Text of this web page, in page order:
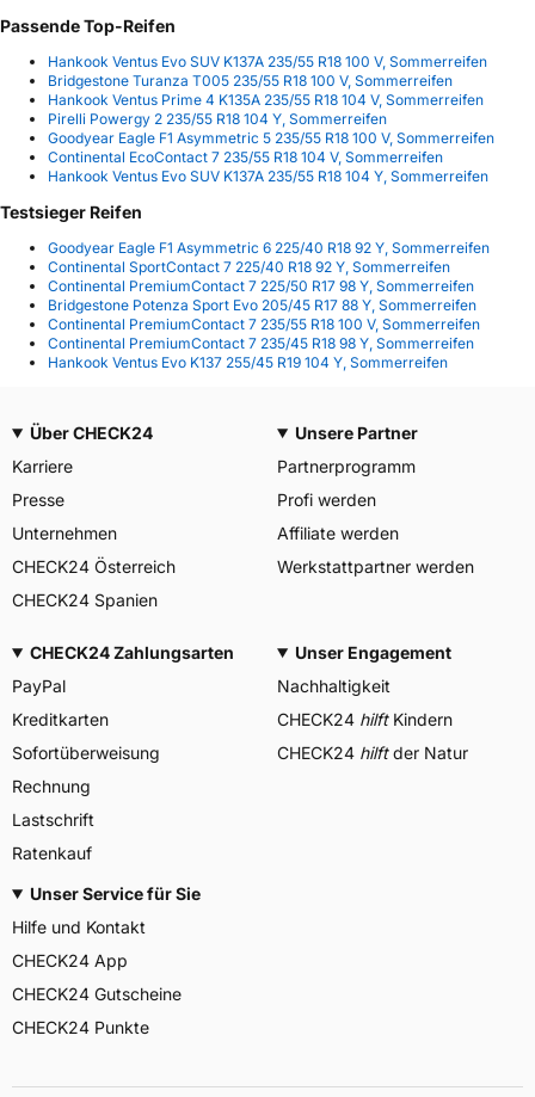
Passende Top-Reifen
Hankook Ventus Evo SUV K137A 235/55 R18 100 V, Sommerreifen
Bridgestone Turanza T005 235/55 R18 100 V, Sommerreifen
Hankook Ventus Prime 4 K135A 235/55 R18 104 V, Sommerreifen
Pirelli Powergy 2 235/55 R18 104 Y, Sommerreifen
Goodyear Eagle F1 Asymmetric 5 235/55 R18 100 V, Sommerreifen
Continental EcoContact 7 235/55 R18 104 V, Sommerreifen
Hankook Ventus Evo SUV K137A 235/55 R18 104 Y, Sommerreifen
Testsieger Reifen
Goodyear Eagle F1 Asymmetric 6 225/40 R18 92 Y, Sommerreifen
Continental SportContact 7 225/40 R18 92 Y, Sommerreifen
Continental PremiumContact 7 225/50 R17 98 Y, Sommerreifen
Bridgestone Potenza Sport Evo 205/45 R17 88 Y, Sommerreifen
Continental PremiumContact 7 235/55 R18 100 V, Sommerreifen
Continental PremiumContact 7 235/45 R18 98 Y, Sommerreifen
Hankook Ventus Evo K137 255/45 R19 104 Y, Sommerreifen
Über CHECK24
Karriere
Presse
Unternehmen
CHECK24 Österreich
CHECK24 Spanien
Unsere Partner
Partnerprogramm
Profi werden
Affiliate werden
Werkstattpartner werden
CHECK24 Zahlungsarten
PayPal
Kreditkarten
Sofortüberweisung
Rechnung
Lastschrift
Ratenkauf
Unser Engagement
Nachhaltigkeit
CHECK24 hilftKindern
CHECK24 hilftder Natur
Unser Service für Sie
Hilfe und Kontakt
CHECK24 App
CHECK24 Gutscheine
CHECK24 Punkte